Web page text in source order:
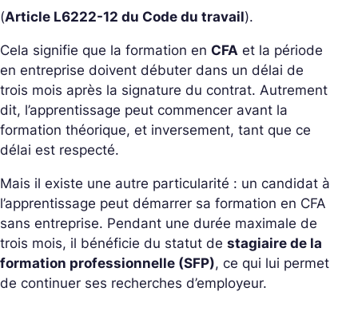
(Article L6222-12 du Code du travail).
Cela signifie que la formation en CFA et la période
en entreprise doivent débuter dans un délai de
trois mois après la signature du contrat. Autrement
dit, l’apprentissage peut commencer avant la
formation théorique, et inversement, tant que ce
délai est respecté.
Mais il existe une autre particularité : un candidat à
l’apprentissage peut démarrer sa formation en CFA
sans entreprise. Pendant une durée maximale de
trois mois, il bénéficie du statut de stagiaire de la
formation professionnelle (SFP), ce qui lui permet
de continuer ses recherches d’employeur.